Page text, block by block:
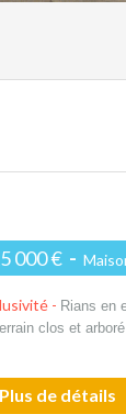
000 € -
- Rians en
clos et
Plus de détails